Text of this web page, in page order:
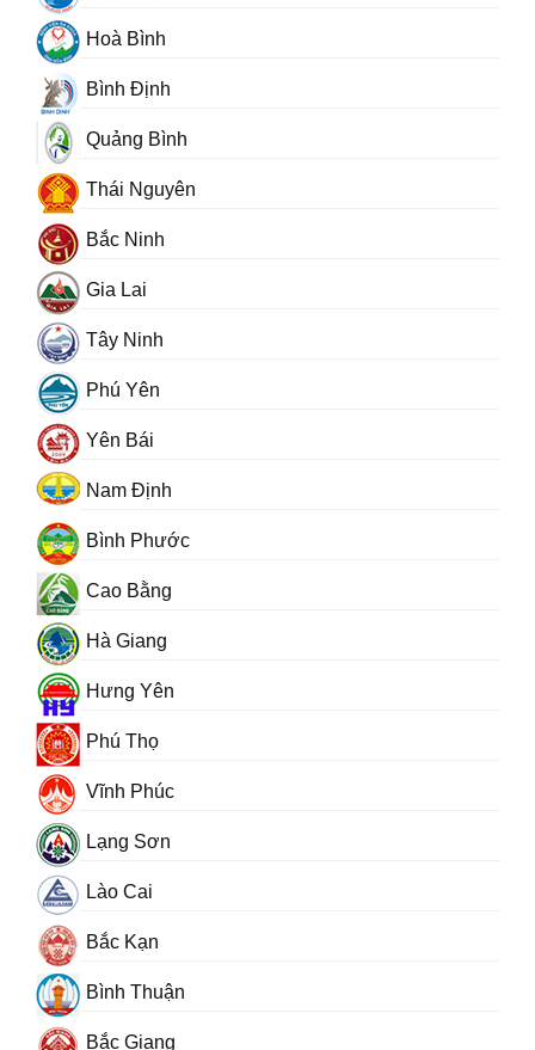
Hoà Bình
Bình Định
Quảng Bình
Thái Nguyên
Bắc Ninh
Gia Lai
Tây Ninh
Phú Yên
Yên Bái
Nam Định
Bình Phước
Cao Bằng
Hà Giang
Hưng Yên
Phú Thọ
Vĩnh Phúc
Lạng Sơn
Lào Cai
Bắc Kạn
Bình Thuận
Bắc Giang